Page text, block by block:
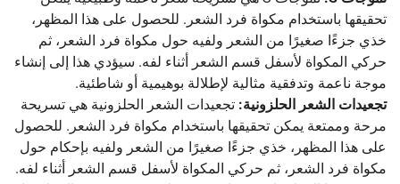
تحقيقها باستخدام مكواة فرد الشعر. للحصول على هذا المظهر،
خذي جزءًا صغيرًا من الشعر ولفيه حول مكواة فرد الشعر، ثم
حركي المكواة لأسفل قسم الشعر أثناء لفه. سيؤدي هذا إلى إنشاء
موجة ناعمة وتدفقية مثالية لإطلالة بوهيمية أو شاطئية.
تجعيدات الشعر الحلزونية: تجعيدات الشعر الحلزونية هي تسريحة
مرحة وممتعة يمكن تحقيقها باستخدام مكواة فرد الشعر. للحصول
على هذا المظهر، خذي جزءًا صغيرًا من الشعر ولفيه بإحكام حول
مكواة فرد الشعر، ثم حركي المكواة لأسفل قسم الشعر أثناء لفه.